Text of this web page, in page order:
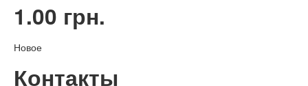
1.00 грн.
Новое
Контакты